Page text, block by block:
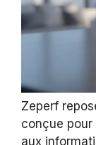
Zeperf
conçue
aux